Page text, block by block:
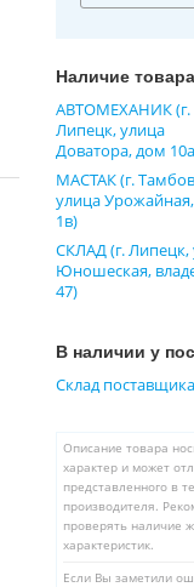
Наличие товара
АВТОМЕХАНИК (г.
Липецк, улица
Доватора, дом
МАСТАК (г.
улица
1в)
СКЛАД (г. Липецк,
Юношеская,
47)
В наличии у
Склад поставщика
Описание товара
характер и может
представленного в
производителя.
проверять наличие
характеристик.
Если Вы заметили